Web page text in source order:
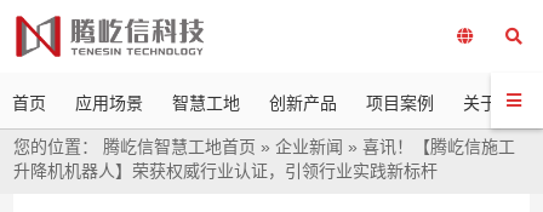
首页 应用场景 智慧工地 创新产品 项目案例 关于我们
您的位置： 腾屹信智慧工地首页 »企业新闻 »喜讯！【腾屹信施工
升降机机器人】荣获权威行业认证，引领行业实践新标杆